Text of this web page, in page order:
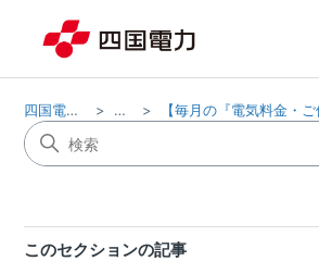
四国電力株式会社 電気料金【毎月の『電気料金・ご使用量のお知らせ』
このセクションの記事